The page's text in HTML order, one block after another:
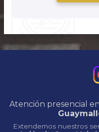
Atención presencial
Extendemos nuestros